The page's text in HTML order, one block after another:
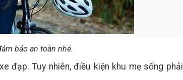
bảo an toàn nhé.
đạp. Tuy nhiên, điều kiện khu mẹ sống phải